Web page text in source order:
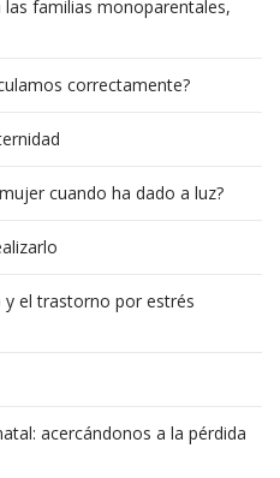
familias monoparentales,
correctamente?
cuando ha dado a luz?
y el trastorno por estrés
acercándonos a la pérdida